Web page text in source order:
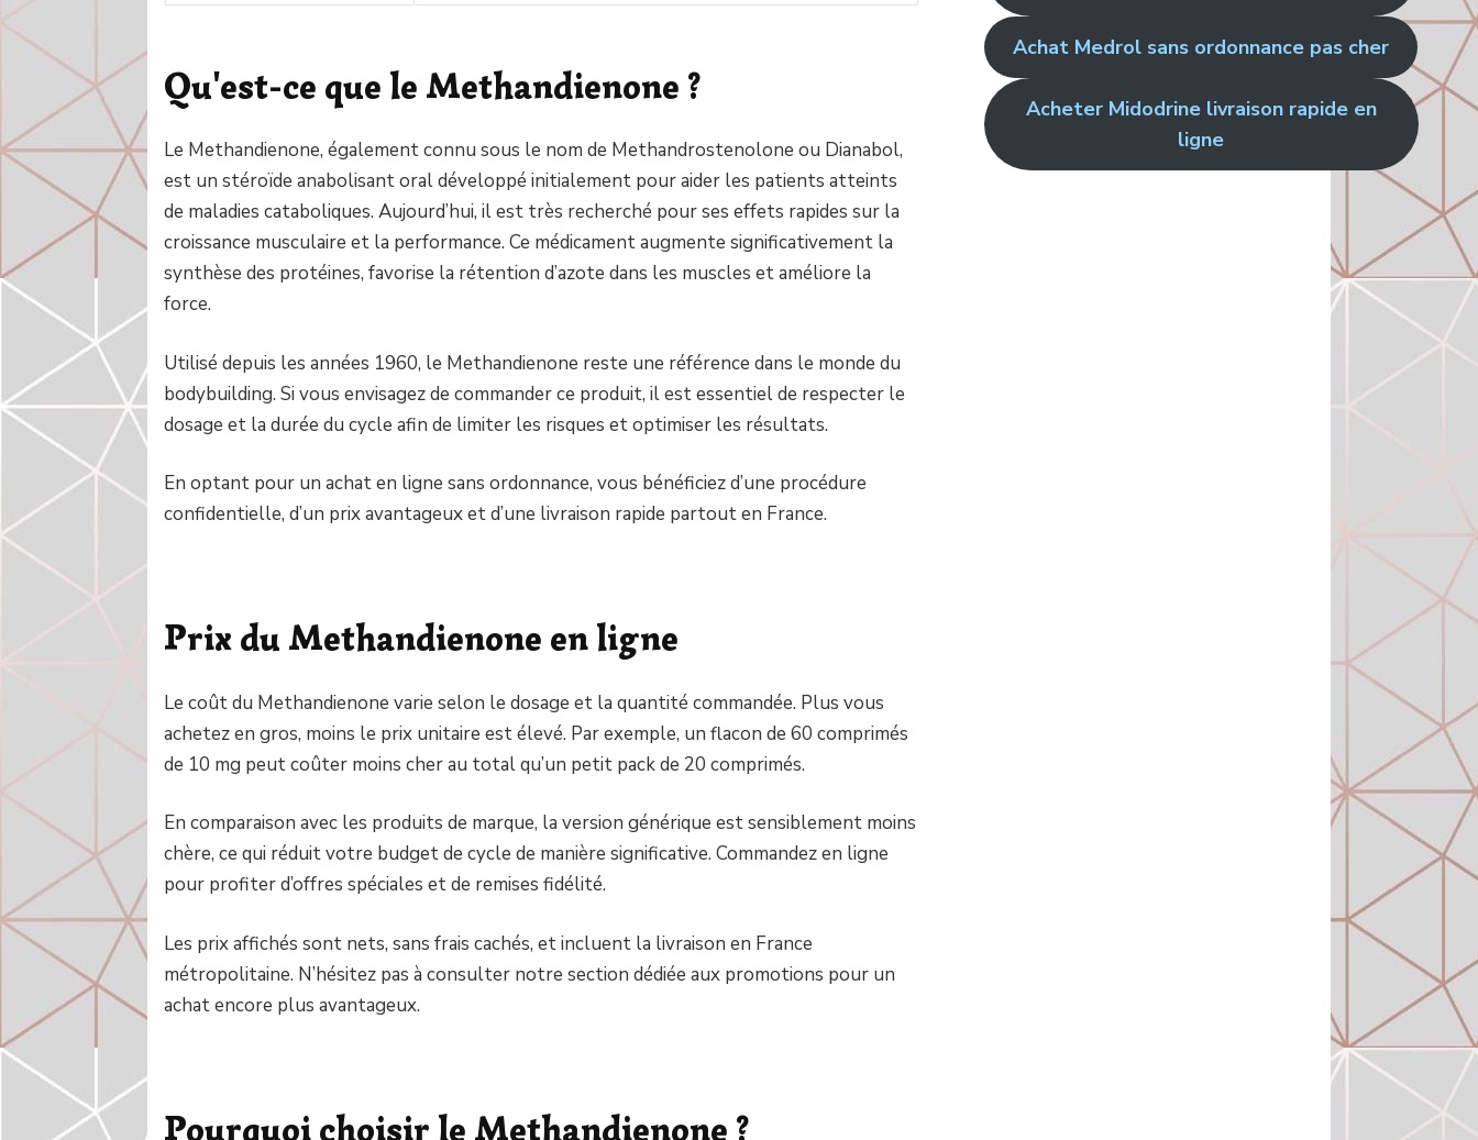
Qu'est-ce que le Methandienone ?
Le Methandienone, également connu sous le nom de Methandrostenolone ou Dianabol,
est un stéroïde anabolisant oral développé initialement pour aider les patients atteints
de maladies cataboliques. Aujourd’hui, il est très recherché pour ses effets rapides sur la
croissance musculaire et la performance. Ce médicament augmente significativement la
synthèse des protéines, favorise la rétention d’azote dans les muscles et améliore la
force.
Utilisé depuis les années 1960, le Methandienone reste une référence dans le monde du
bodybuilding. Si vous envisagez de commander ce produit, il est essentiel de respecter le
dosage et la durée du cycle afin de limiter les risques et optimiser les résultats.
En optant pour un achat en ligne sans ordonnance, vous bénéficiez d’une procédure
confidentielle, d’un prix avantageux et d’une livraison rapide partout en France.
Prix du Methandienone en ligne
Le coût du Methandienone varie selon le dosage et la quantité commandée. Plus vous
achetez en gros, moins le prix unitaire est élevé. Par exemple, un flacon de 60 comprimés
de 10 mg peut coûter moins cher au total qu’un petit pack de 20 comprimés.
En comparaison avec les produits de marque, la version générique est sensiblement moins
chère, ce qui réduit votre budget de cycle de manière significative. Commandez en ligne
pour profiter d’offres spéciales et de remises fidélité.
Les prix affichés sont nets, sans frais cachés, et incluent la livraison en France
métropolitaine. N’hésitez pas à consulter notre section dédiée aux promotions pour un
achat encore plus avantageux.
Pourquoi choisir le Methandienone ?
Achat Medrol sans ordonnance pas cher
Acheter Midodrine livraison rapide en
ligne